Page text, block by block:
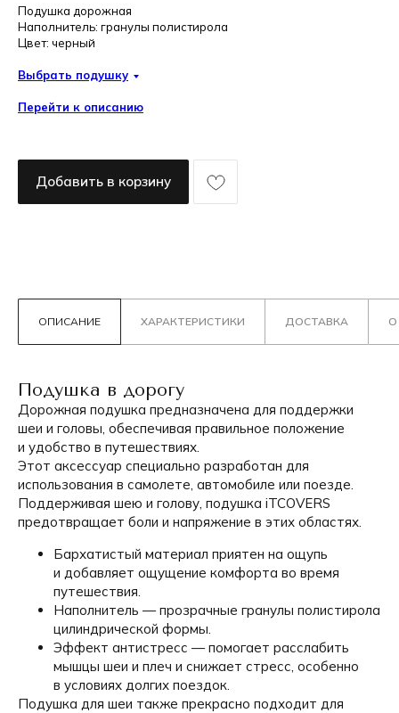
Подушка дорожная
Наполнитель: гранулы полистирола
Цвет: черный
Выбрать подушку
Перейти к описанию
Добавить в корзину
ОПИСАНИЕ ХАРАКТЕРИСТИКИ ДОСТАВКА О
Подушка в дорогу
Дорожная подушка предназначена для поддержки
шеи и головы, обеспечивая правильное положение
и удобство в путешествиях.
Этот аксессуар специально разработан для
использования в самолете, автомобиле или поезде.
Поддерживая шею и голову, подушка iTCOVERS
предотвращает боли и напряжение в этих областях.
Бархатистый материал приятен на ощупь
и добавляет ощущение комфорта во время
путешествия.
Наполнитель — прозрачные гранулы полистирола
цилиндрической формы.
Эффект антистресс — помогает расслабить
мышцы шеи и плеч и снижает стресс, особенно
в условиях долгих поездок.
Подушка для шеи также прекрасно подходит для